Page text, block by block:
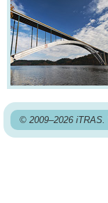
© 2009–2026 iTRAS.